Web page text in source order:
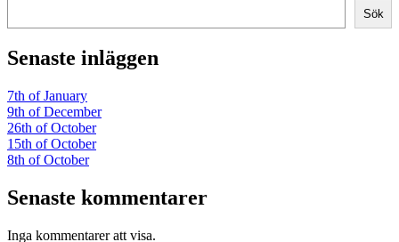
Sök
Senaste inläggen
7th of January
9th of December
26th of October
15th of October
8th of October
Senaste kommentarer
Inga kommentarer att visa.